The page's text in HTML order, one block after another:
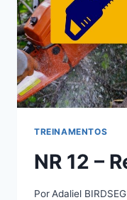
TREINAMENTOS
NR 12 –
PorAdaliel BIRDSEG